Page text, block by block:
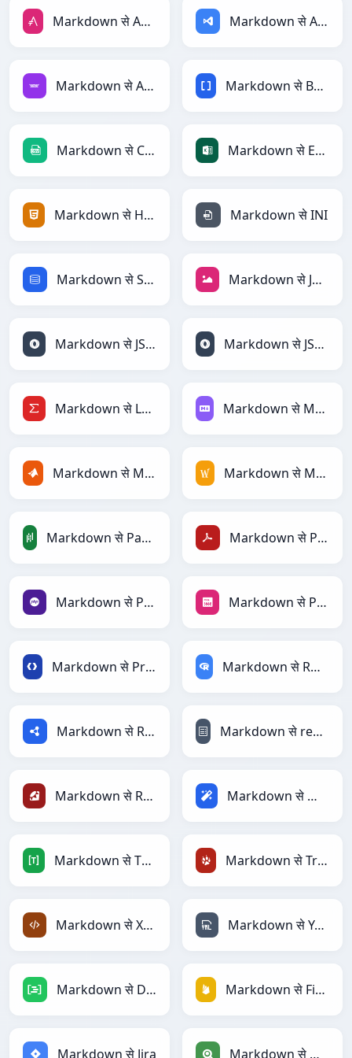
Markdown से AsciiDoc Markdown से ASP
Markdown से Avro Markdown से BBCode
Markdown से CSV Markdown से Excel
Markdown से HTML Markdown से INI
Markdown से SQL Markdown से JPEG
Markdown से JSON Markdown से JSONLines
Markdown से LaTeX Markdown से Markdown
Markdown से MATLAB Markdown से MediaWiki
Markdown से PandasDataFrame Markdown से PDF
Markdown से PHP Markdown से PNG
Markdown से Protobuf Markdown से RDataFrame
Markdown से RDF Markdown से reStructuredText
Markdown से Ruby Markdown से Magic
Markdown से TOML Markdown से TracWiki
Markdown से XML Markdown से YAML
Markdown से DAX Markdown से Firebase
Markdown से Jira Markdown से Qlik